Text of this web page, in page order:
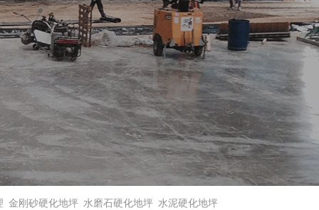
金刚砂硬化地坪 水磨石硬化地坪 水泥硬化地坪